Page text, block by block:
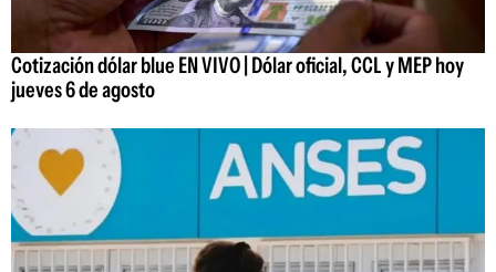
Cotización dólar blue EN VIVO | Dólar oficial, CCL y MEP hoy
jueves 6 de agosto